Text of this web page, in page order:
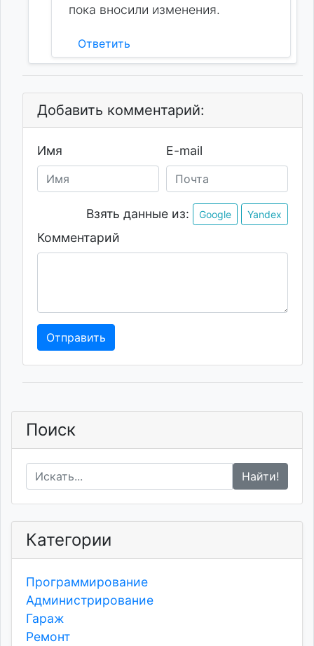
пока вносили изменения.
Ответить
Добавить комментарий:
Имя E-mail
Взять данные из: Google Yandex
Комментарий
Отправить
Поиск
Найти!
Категории
Программирование
Администрирование
Гараж
Ремонт